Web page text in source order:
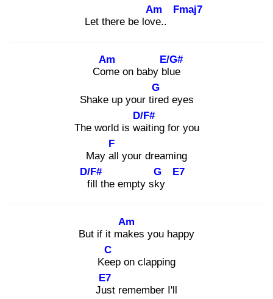
Let there be love
Am
..
Fmaj7
Com
Am
e on baby blu
E/G#
e
Shake up your tire
G
d eyes
The world is wai
D/F#
ting for you
May all
F
your dreaming
fil
D/F#
l the empty sky
G E7
But if it mak
Am
es you happy
Kee
C
p on clapping
Jus
E7
t remember I'll